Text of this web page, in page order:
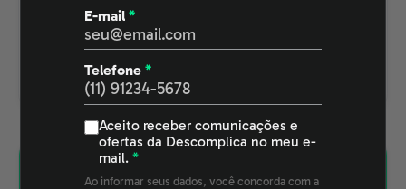
tema Revolução de Outubro para o Enem.
Assistir grátis
E-mail *
Telefone *
Aceito receber comunicações e
ofertas da Descomplica no meu e-
mail. *
Ao informar seus dados, você concorda com a